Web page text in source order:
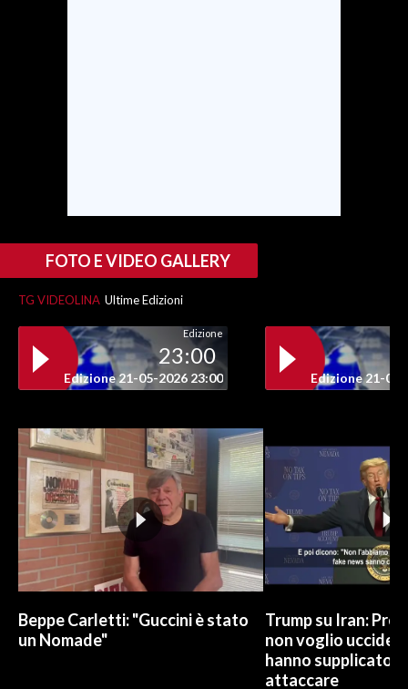
FOTO E VIDEO GALLERY
TG VIDEOLINA Ultime Edizioni
Edizione
23:00
Edizione 21-05-2026 23:00 Edizione 21-05-
Beppe Carletti: "Guccini è stato
un Nomade"
Trump su Iran:
non voglio
hanno supplicato
attaccare